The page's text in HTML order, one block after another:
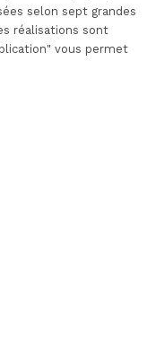
selon sept grandes
réalisations sont
vous permet